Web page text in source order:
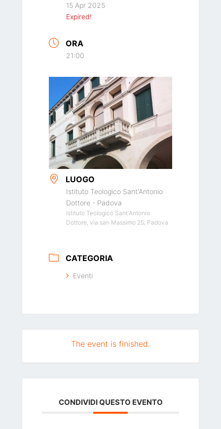
15 Apr 2025
Expired!
ORA
21:00
LUOGO
Istituto Teologico Sant'Antonio
Dottore - Padova
Istituto Teologico Sant'Antonio
Dottore, via san Massimo 25, Padova
CATEGORIA
Eventi
The event is finished.
CONDIVIDI QUESTO EVENTO